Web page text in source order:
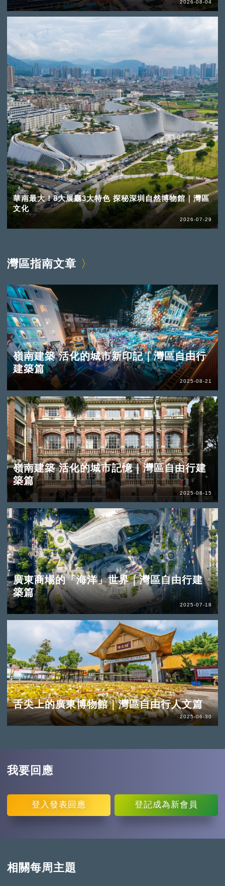
2026-08-04
華南最大！8大展廳3大特色 探秘深圳自然博物館｜灣區
文化
2026-07-29
灣區指南文章
嶺南建築 活化的城市新印記｜灣區自由行
建築篇
2025-08-21
嶺南建築 活化的城市記憶｜灣區自由行建
築篇
2025-08-15
廣東商場的「海洋」世界｜灣區自由行建
築篇
2025-07-18
舌尖上的廣東博物館｜灣區自由行人文篇
2025-06-30
我要回應
登入 發表回應 登記成為新會員
相關每周主題